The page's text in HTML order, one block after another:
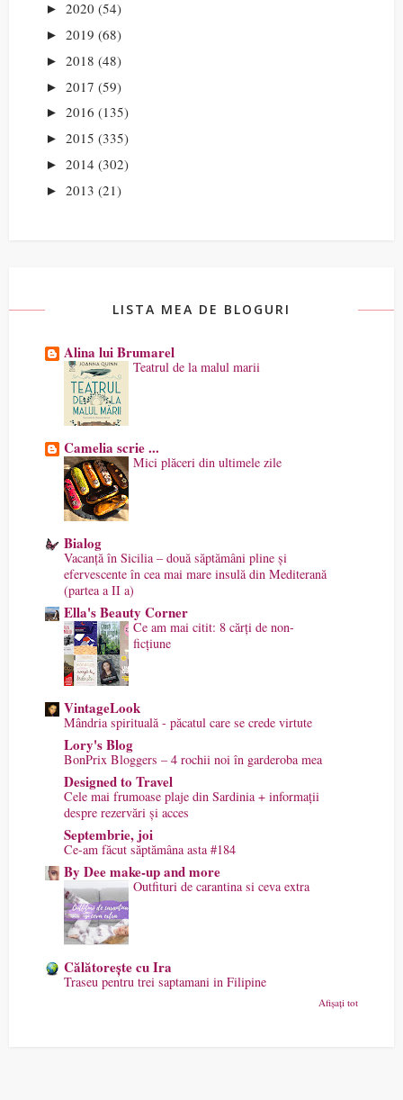
► 2020 (54)
► 2019 (68)
► 2018 (48)
► 2017 (59)
► 2016 (135)
► 2015 (335)
► 2014 (302)
► 2013 (21)
LISTA MEA DE BLOGURI
Alina lui Brumarel
Teatrul de la malul marii
Camelia scrie ...
Mici plăceri din ultimele zile
Bialog
Vacanță în Sicilia – două săptămâni pline și
efervescente în cea mai mare insulă din Mediterană
(partea a II a)
Ella's Beauty Corner
Ce am mai citit: 8 cărți de non-
ficțiune
VintageLook
Mândria spirituală - păcatul care se crede virtute
Lory's Blog
BonPrix Bloggers – 4 rochii noi în garderoba mea
Designed to Travel
Cele mai frumoase plaje din Sardinia + informații
despre rezervări și acces
Septembrie, joi
Ce-am făcut săptămâna asta #184
By Dee make-up and more
Outfituri de carantina si ceva extra
Călătorește cu Ira
Traseu pentru trei saptamani in Filipine
Afișați tot